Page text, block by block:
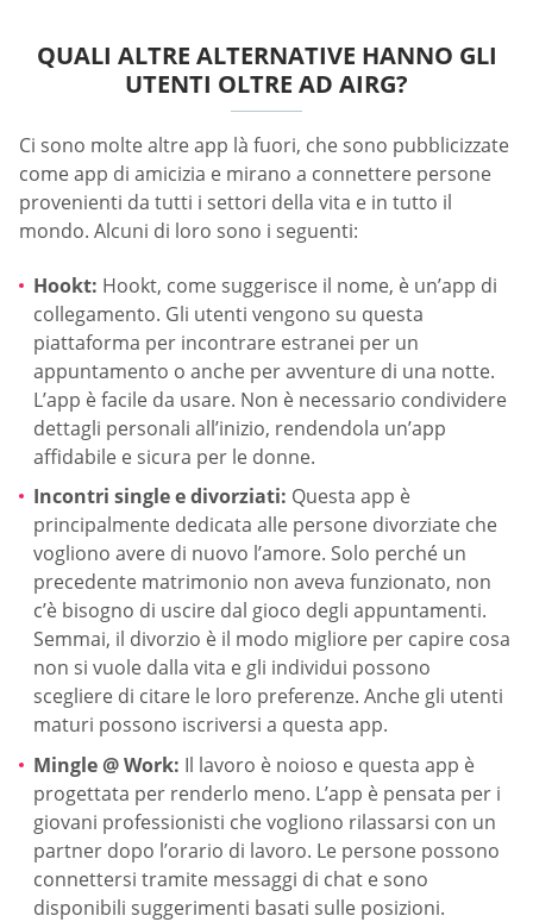
QUALI ALTRE ALTERNATIVE HANNO GLI
UTENTI OLTRE AD AIRG?
Ci sono molte altre app là fuori, che sono pubblicizzate
come app di amicizia e mirano a connettere persone
provenienti da tutti i settori della vita e in tutto il
mondo. Alcuni di loro sono i seguenti:
Hookt: Hookt, come suggerisce il nome, è un’app di
collegamento. Gli utenti vengono su questa
piattaforma per incontrare estranei per un
appuntamento o anche per avventure di una notte.
L’app è facile da usare. Non è necessario condividere
dettagli personali all’inizio, rendendola un’app
affidabile e sicura per le donne.
Incontri single e divorziati: Questa app è
principalmente dedicata alle persone divorziate che
vogliono avere di nuovo l’amore. Solo perché un
precedente matrimonio non aveva funzionato, non
c’è bisogno di uscire dal gioco degli appuntamenti.
Semmai, il divorzio è il modo migliore per capire cosa
non si vuole dalla vita e gli individui possono
scegliere di citare le loro preferenze. Anche gli utenti
maturi possono iscriversi a questa app.
Mingle @ Work: Il lavoro è noioso e questa app è
progettata per renderlo meno. L’app è pensata per i
giovani professionisti che vogliono rilassarsi con un
partner dopo l’orario di lavoro. Le persone possono
connettersi tramite messaggi di chat e sono
disponibili suggerimenti basati sulle posizioni.